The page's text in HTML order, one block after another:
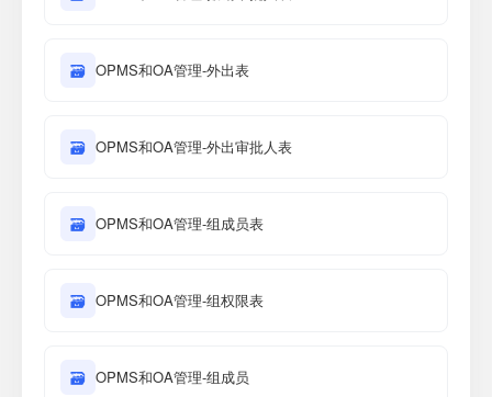
🗃 OPMS和OA管理-外出表
🗃 OPMS和OA管理-外出审批人表
🗃 OPMS和OA管理-组成员表
🗃 OPMS和OA管理-组权限表
🗃 OPMS和OA管理-组成员